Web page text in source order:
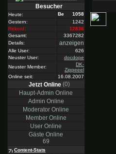
Besucher
Heute:
1058
Gestern:
1242
Rekord:
12836
Gesamt:
3367282
Details:
anzeigen
Alle User:
626
Neuster User:
docdope
Neuster Member:
DK-
Zippeeel
Online seit:
16.08.2007
Jetzt Online (0)
Haupt-Admin Online
Admin Online
Moderator Online
Member Online
User Online
Gäste Online
69
Content-Stats